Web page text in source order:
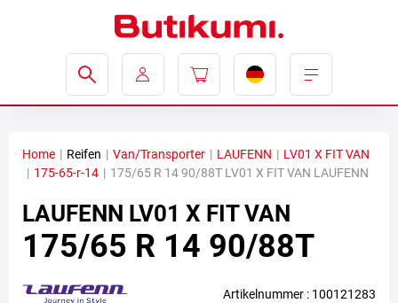
Home | Reifen | Van/Transporter | LAUFENN | LV01 X FIT VAN
| 175-65-r-14 | 175/65 R 14 90/88T LV01 X FIT VAN LAUFENN
LAUFENN LV01 X FIT VAN
175/65 R 14 90/88T
Artikelnummer : 100121283